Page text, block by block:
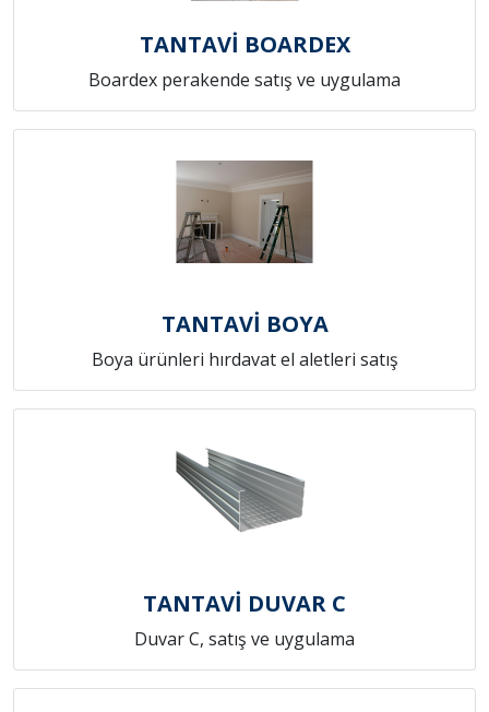
TANTAVİ BOARDEX
Boardex perakende satış ve uygulama
TANTAVİ BOYA
Boya ürünleri hırdavat el aletleri satış
TANTAVİ DUVAR C
Duvar C, satış ve uygulama